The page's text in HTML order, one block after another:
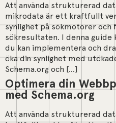
Att använda strukturerad
mikrodata är ett kraftfullt
synlighet på sökmotorer
sökresultaten. I denna
du kan implementera och
öka din synlighet med
Schema.org och […]
Optimera din
med Schema.org
Att använda strukturerad